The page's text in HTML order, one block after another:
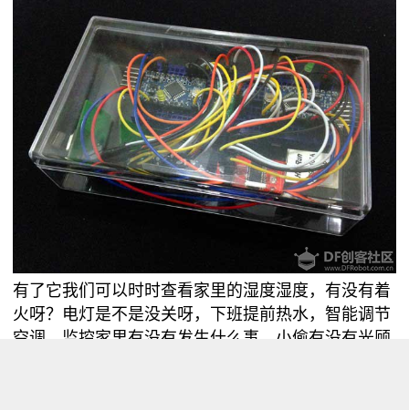
有了它我们可以时时查看家里的湿度湿度，有没有着
火呀？电灯是不是没关呀，下班提前热水，智能调节
空调，监控家里有没有发生什么事，小偷有没有光顾